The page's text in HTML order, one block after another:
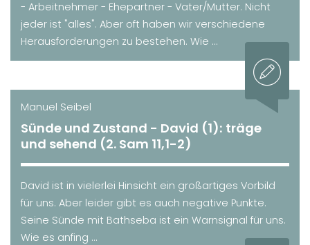
- Arbeitnehmer - Ehepartner - Vater/Mutter. Nicht
jeder ist "alles". Aber oft haben wir verschiedene
Herausforderungen zu bestehen. Wie ...
Manuel Seibel
Sünde und Zustand - David (1): träge
und sehend (2. Sam 11,1-2)
David ist in vielerlei Hinsicht ein großartiges Vorbild
für uns. Aber leider gibt es auch negative Punkte.
Seine Sünde mit Bathseba ist ein Warnsignal für uns.
Wie es anfing ...